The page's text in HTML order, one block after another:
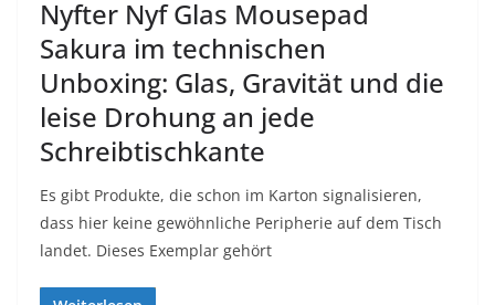
Nyfter Nyf Glas Mousepad
Sakura im technischen
Unboxing: Glas, Gravität und die
leise Drohung an jede
Schreibtischkante
Es gibt Produkte, die schon im Karton signalisieren,
dass hier keine gewöhnliche Peripherie auf dem Tisch
landet. Dieses Exemplar gehört